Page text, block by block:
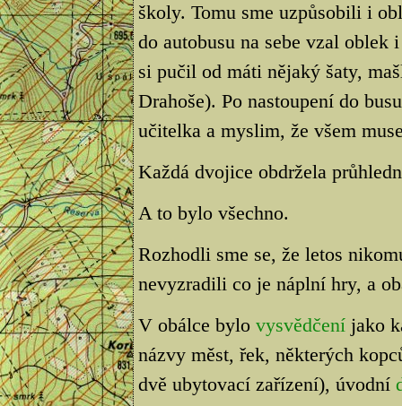
školy. Tomu sme uzpůsobili i
do autobusu na sebe vzal
si pučil od máti nějaký šaty,
Drahoše). Po nastoupení do
učitelka a myslim, že všem
Každá dvojice obdržela
A to bylo všechno.
Rozhodli sme se, že letos
nevyzradili co je náplní hry, a
V obálce bylo vysvědčeníjako
názvy měst, řek, některých
dvě ubytovací zařízení), úvodní